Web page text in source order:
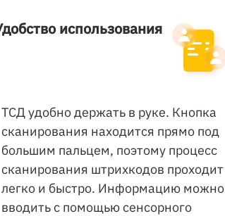
использования
ТСД удобно держать в руке. Кнопка
сканирования находится прямо под
большим пальцем, поэтому процесс
сканирования штрихкодов проходит
легко и быстро. Информацию можно
вводить с помощью сенсорного